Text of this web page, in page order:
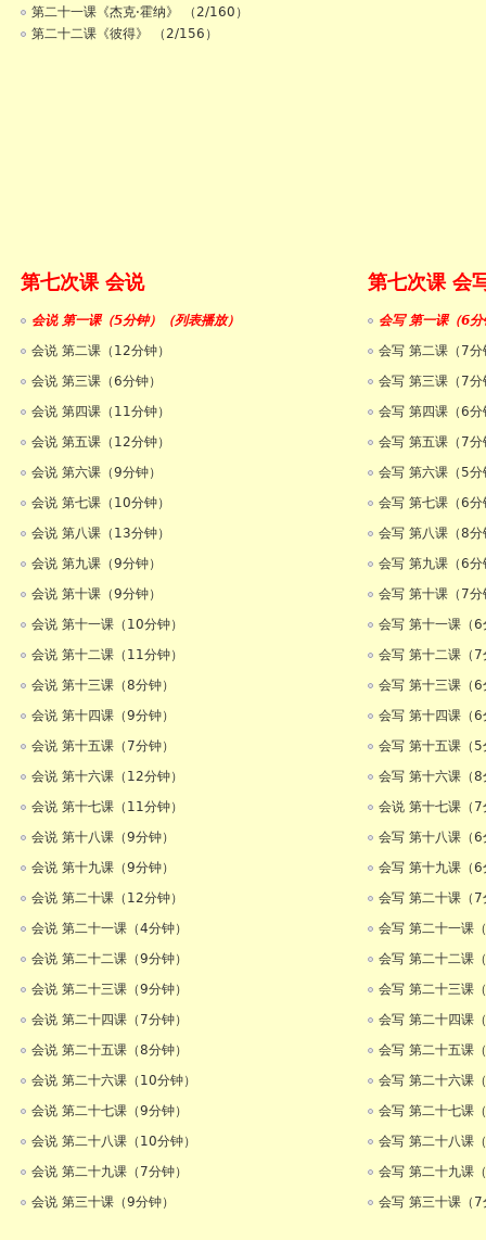
第二十一课《杰克·霍纳》 （2/160）
第二十二课《彼得》 （2/156）
第七次课 会说
会说 第一课（5分钟）（列表播放）
会说 第二课（12分钟）
会说 第三课（6分钟）
会说 第四课（11分钟）
会说 第五课（12分钟）
会说 第六课（9分钟）
会说 第七课（10分钟）
会说 第八课（13分钟）
会说 第九课（9分钟）
会说 第十课（9分钟）
会说 第十一课（10分钟）
会说 第十二课（11分钟）
会说 第十三课（8分钟）
会说 第十四课（9分钟）
会说 第十五课（7分钟）
会说 第十六课（12分钟）
会说 第十七课（11分钟）
会说 第十八课（9分钟）
会说 第十九课（9分钟）
会说 第二十课（12分钟）
会说 第二十一课（4分钟）
会说 第二十二课（9分钟）
会说 第二十三课（9分钟）
会说 第二十四课（7分钟）
会说 第二十五课（8分钟）
会说 第二十六课（10分钟）
会说 第二十七课（9分钟）
会说 第二十八课（10分钟）
会说 第二十九课（7分钟）
会说 第三十课（9分钟）
第七次课 会
会写 第一课（6
会写 第二课（7
会写 第三课（7
会写 第四课（6
会写 第五课（7
会写 第六课（5
会写 第七课（6
会写 第八课（8
会写 第九课（6
会写 第十课（7
会写 第十一课（
会写 第十二课（
会写 第十三课（
会写 第十四课（
会写 第十五课（
会写 第十六课（
会说 第十七课（
会写 第十八课（
会写 第十九课（
会写 第二十课（
会写 第二十一课
会写 第二十二课
会写 第二十三课
会写 第二十四课
会写 第二十五课
会写 第二十六课
会写 第二十七课
会写 第二十八课
会写 第二十九课
会写 第三十课（